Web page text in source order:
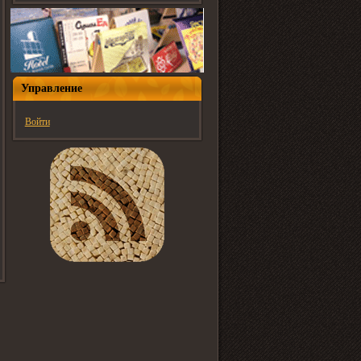
Управление
Войти